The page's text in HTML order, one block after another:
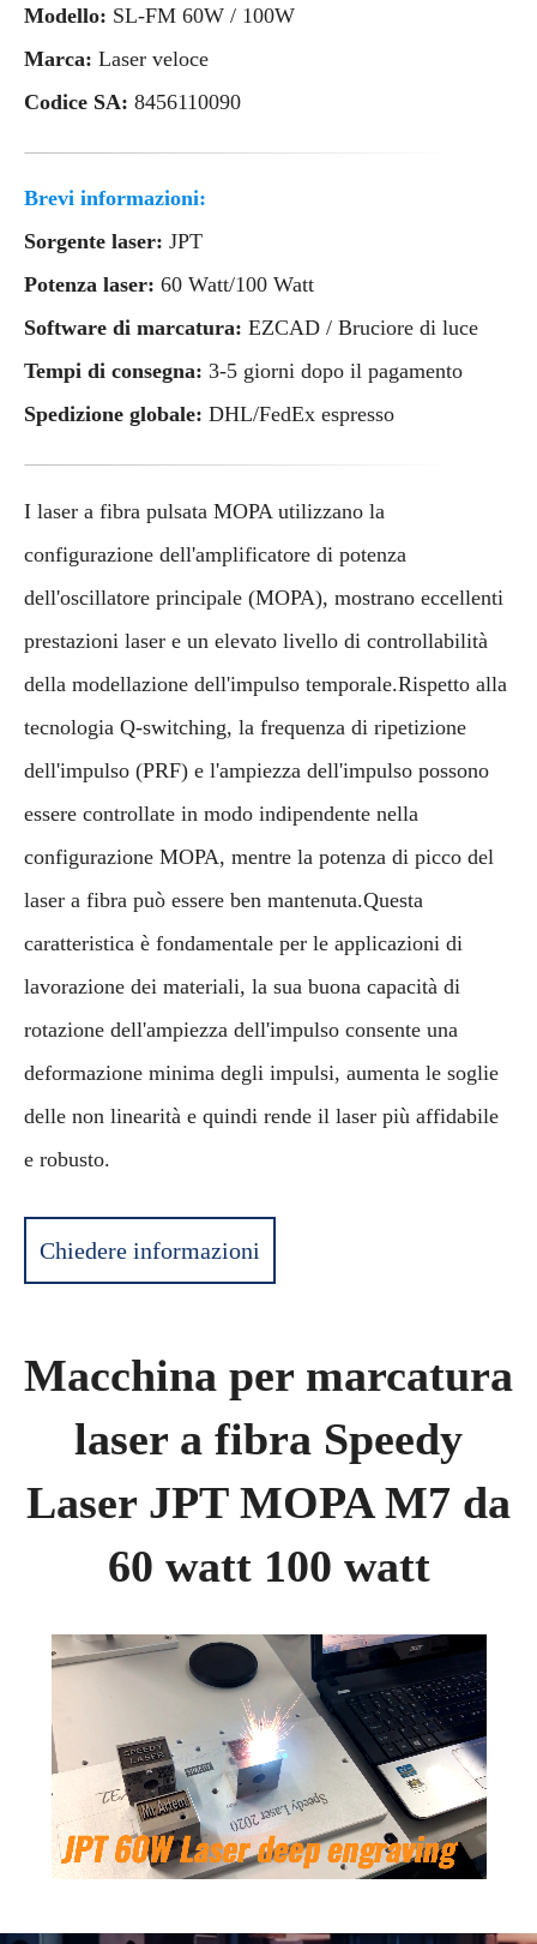
Modello: SL-FM 60W / 100W
Marca: Laser veloce
Codice SA: 8456110090
Brevi informazioni:
Sorgente laser: JPT
Potenza laser: 60 Watt/100 Watt
Software di marcatura: EZCAD / Bruciore di luce
Tempi di consegna: 3-5 giorni dopo il pagamento
Spedizione globale: DHL/FedEx espresso
I laser a fibra pulsata MOPA utilizzano la
configurazione dell'amplificatore di potenza
dell'oscillatore principale (MOPA), mostrano eccellenti
prestazioni laser e un elevato livello di controllabilità
della modellazione dell'impulso temporale.Rispetto alla
tecnologia Q-switching, la frequenza di ripetizione
dell'impulso (PRF) e l'ampiezza dell'impulso possono
essere controllate in modo indipendente nella
configurazione MOPA, mentre la potenza di picco del
laser a fibra può essere ben mantenuta.Questa
caratteristica è fondamentale per le applicazioni di
lavorazione dei materiali, la sua buona capacità di
rotazione dell'ampiezza dell'impulso consente una
deformazione minima degli impulsi, aumenta le soglie
delle non linearità e quindi rende il laser più affidabile
e robusto.
Chiedere informazioni
Macchina per marcatura
laser a fibra Speedy
Laser JPT MOPA M7 da
60 watt 100 watt
Unmute Loaded:
48.30%